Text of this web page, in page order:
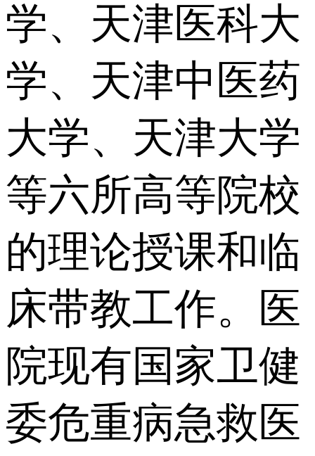
学、天津医科大
学、天津中医药
大学、天津大学
等六所高等院校
的理论授课和临
床带教工作。医
院现有国家卫健
委危重病急救医